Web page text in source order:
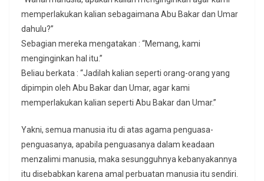
memperlakukan kalian sebagaimana Abu Bakar dan Umar
dahulu?”
Sebagian mereka mengatakan : “Memang, kami
menginginkan hal itu.”
Beliau berkata : “Jadilah kalian seperti orang-orang yang
dipimpin oleh Abu Bakar dan Umar, agar kami
memperlakukan kalian seperti Abu Bakar dan Umar.”
Yakni, semua manusia itu di atas agama penguasa-
penguasanya, apabila penguasanya dalam keadaan
menzalimi manusia, maka sesungguhnya kebanyakannya
itu disebabkan karena amal perbuatan manusia itu sendiri.